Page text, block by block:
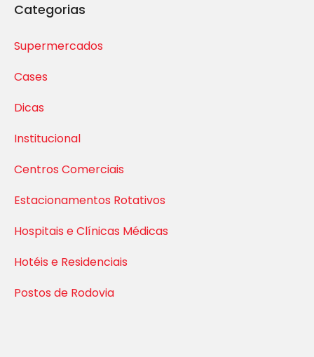
Categorias
Supermercados
Cases
Dicas
Institucional
Centros Comerciais
Estacionamentos Rotativos
Hospitais e Clínicas Médicas
Hotéis e Residenciais
Postos de Rodovia